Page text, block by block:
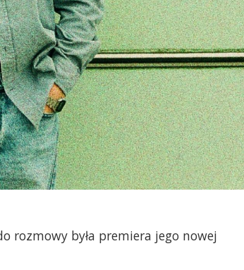
rozmowy była premiera jego nowej